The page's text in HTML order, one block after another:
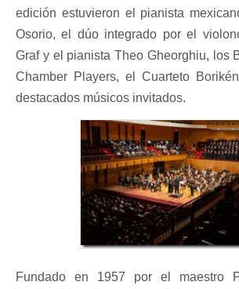
edición estuvieron el pianista
Osorio, el dúo integrado por el
Graf y el pianista Theo Gheorghiu, los
Chamber Players, el Cuarteto
destacados músicos invitados.
Fundado en 1957 por el maestro